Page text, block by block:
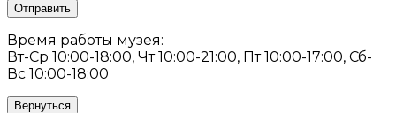
Отправить
Время работы музея:
Вт-Ср 10:00-18:00, Чт 10:00-21:00, Пт 10:00-17:00, Сб-
Вс 10:00-18:00
Вернуться